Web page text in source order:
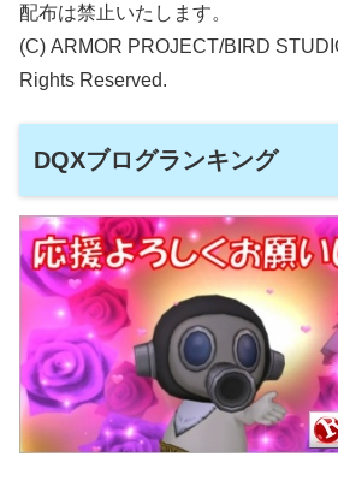
配布は禁止いたします。
(C) ARMOR PROJECT/BIRD
Rights Reserved.
DQXブログランキング